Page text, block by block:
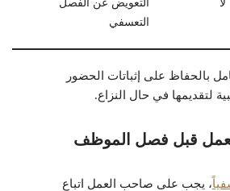
لا
التعويض عن الفصل
التعسفي
بالحفاظ على إثباتات الحضور
لتقديمها في حال النزاع.
قبل فصل الموظف
، يجب على صاحب العمل اتباع